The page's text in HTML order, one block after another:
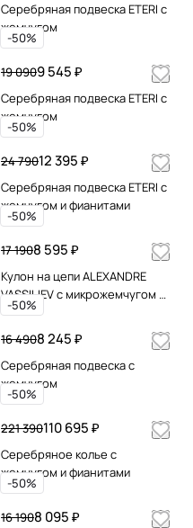
Серебряная подвеска ETERI с
жемчугом
-50%
9 545 ₽
19 090
Серебряная подвеска ETERI с
жемчугом
-50%
12 395 ₽
24 790
Серебряная подвеска ETERI с
жемчугом и фианитами
-50%
8 595 ₽
17 190
Кулон на цепи ALEXANDRE
VASSILIEV с микрожемчугом и
марказитами
-50%
8 245 ₽
16 490
Серебряная подвеска с
жемчугом
-50%
110 695 ₽
221 390
Серебряное колье с
жемчугом и фианитами
-50%
8 095 ₽
16 190